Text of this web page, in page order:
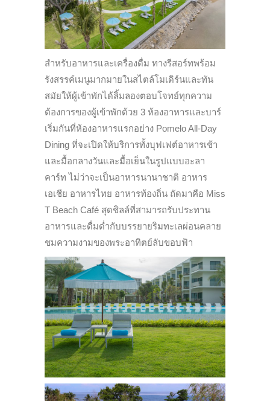
สำหรับอาหารและเครื่องดื่ม ทางรีสอร์ทพร้อม
รังสรรค์เมนูมากมายในสไตล์โมเดิร์นและทัน
สมัยให้ผู้เข้าพักได้ลิ้มลองตอบโจทย์ทุกความ
ต้องการของผู้เข้าพักด้วย 3 ห้องอาหารและบาร์
เริ่มกันที่ห้องอาหารแรกอย่าง Pomelo All-Day
Dining ที่จะเปิดให้บริการทั้งบุฟเฟต์อาหารเช้า
และมื้อกลางวันและมื้อเย็นในรูปแบบอะลา
คาร์ท ไม่ว่าจะเป็นอาหารนานาชาติ อาหาร
เอเชีย อาหารไทย อาหารท้องถิ่น ถัดมาคือ Miss
T Beach Café สุดชิลล์ที่สามารถรับประทาน
อาหารและดื่มด่ำกับบรรยายริมทะเลผ่อนคลาย
ชมความงามของพระอาทิตย์ลับขอบฟ้า